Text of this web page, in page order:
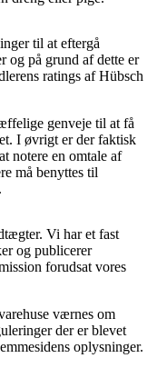
til at eftergå
og på grund af dette er
ratings af Hübsch
genveje til at få
I øvrigt er der faktisk
notere en omtale af
må benyttes til
Vi har et fast
og publicerer
forudsat vores
værnes om
der er blevet
oplysninger.